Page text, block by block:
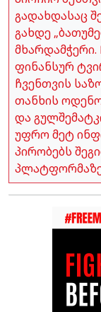
გადახდასაც
გახდე
მხარდამჭერი.
ფინანსურ
ჩვენთვის
თანხის
და
უფრო მეტ
პირობებს